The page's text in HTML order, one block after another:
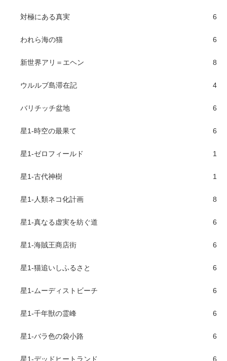
対極にある真実 6
われら海の猫 6
新世界アリ＝エヘン 8
ウルルブ島滞在記 4
バリチッチ盆地 6
星1-時空の最果て 6
星1-ゼロフィールド 1
星1-古代神樹 1
星1-人類ネコ化計画 8
星1-真なる虚実を紡ぐ道 6
星1-海賊王商店街 6
星1-猫追いしふるさと 6
星1-ムーディストビーチ 6
星1-千年獣の霊峰 6
星1-バラ色の袋小路 6
星1-デッドヒートランド 6